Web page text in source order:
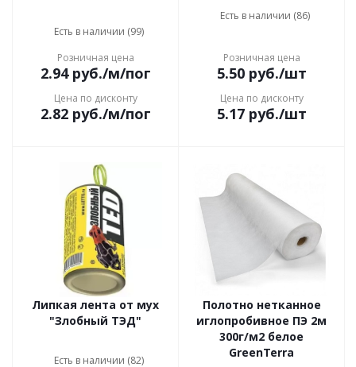
Есть в наличии (99)
Розничная цена
2.94руб./м/пог
Цена по дисконту
2.82руб./м/пог
Есть в наличии (86)
Розничная цена
5.50руб./шт
Цена по дисконту
5.17руб./шт
Липкая лента от мух
"Злобный ТЭД"
Есть в наличии (82)
Полотно нетканное
иглопробивное ПЭ 2м
300г/м2 белое
GreenTerra